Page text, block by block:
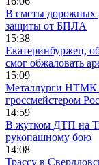
В сметы дорожных
защиты от БПЛА
15:38
Екатеринбуржец,
смог обжаловать
15:09
Металлурги НТМК
гроссмейстером
14:59
В жутком ДТП на
рукопашному бою
14:08
Трассу в